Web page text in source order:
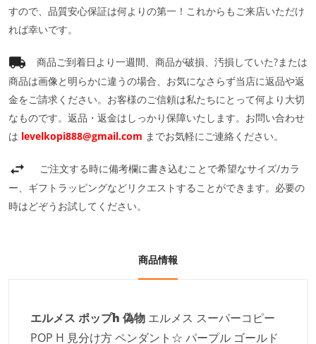
すので、品質安心保証は何よりの第一！これからもご来店いただけ
れば幸いです。
商品ご到着日より一週間、商品が破損、汚損していた?または
商品は画像と明らかに違うの場合、お気になさらず当店に返品や返
金をご請求ください。お客様のご信頼は私たちにとって何より大切
なものです。返品・返金はしっかり保障いたします。お問い合わせ
は levelkopi888@gmail.com までお気軽にご連絡ください。
ご注文する時に備考欄に書き込むことで希望なサイズ/カラ
ー、ギフトラッピングなどリクエストすることができます。必要の
時はどぞうお試してください。
商品情報
エルメス ポップh 偽物 エルメス スーパーコピー
POP H 見分け方 ペンダント☆ パープル ゴールド